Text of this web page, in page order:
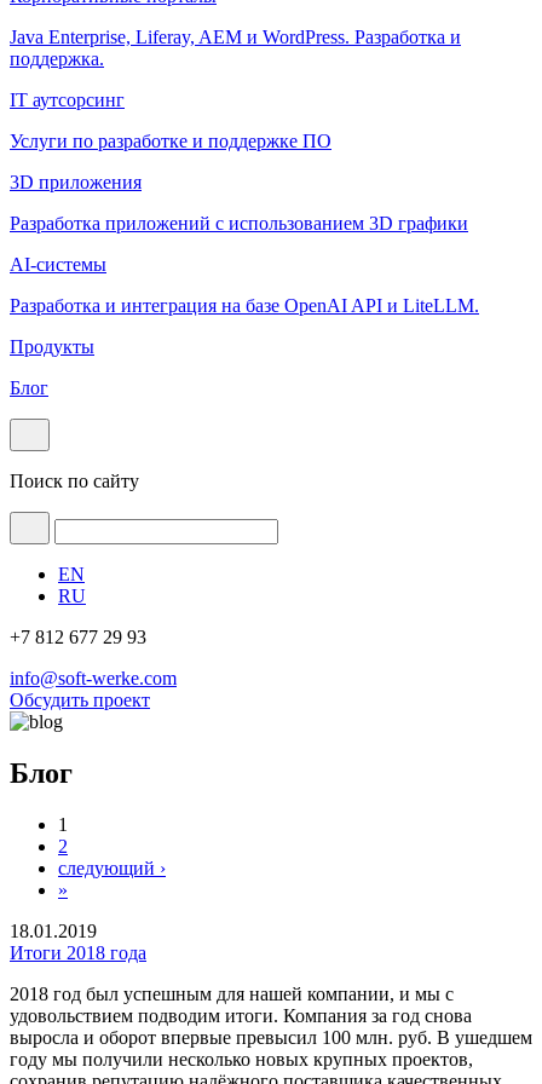
Java Enterprise, Liferay, AEM и WordPress. Разработка и
поддержка.
IT аутсорсинг
Услуги по разработке и поддержке ПО
3D приложения
Разработка приложений с использованием 3D графики
AI-системы
Разработка и интеграция на базе OpenAI API и LiteLLM.
Продукты
Блог
Поиск по сайту
EN
RU
+7 812 677 29 93
info@soft-werke.com
Обсудить проект
Блог
1
2
следующий ›
»
18.01.2019
Итоги 2018 года
2018 год был успешным для нашей компании, и мы с
удовольствием подводим итоги. Компания за год снова
выросла и оборот впервые превысил 100 млн. руб. В ушедшем
году мы получили несколько новых крупных проектов,